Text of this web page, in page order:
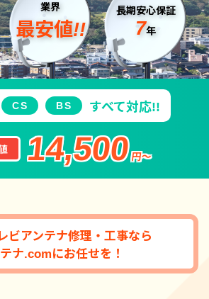
業界
最安値!!
長期安心保証
7年
CS BS すべて対応!!
14,500円〜
ビアンテナ修理・工事なら
ナ.comにお任せを！